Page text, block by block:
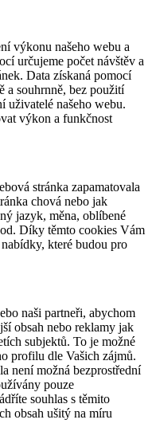
výkonu našeho webu a
určujeme počet návštěv a
Data získaná pomocí
a souhrnně, bez použití
uživatelé našeho webu.
výkon a funkčnost
stránka zapamatovala
chová nebo jak
jazyk, měna, oblíbené
Díky těmto cookies Vám
které budou pro
naši partneři, abychom
obsah nebo reklamy jak
subjektů. To je možné
profilu dle Vašich zájmů.
není možná bezprostřední
pouze
souhlas s těmito
obsah ušitý na míru